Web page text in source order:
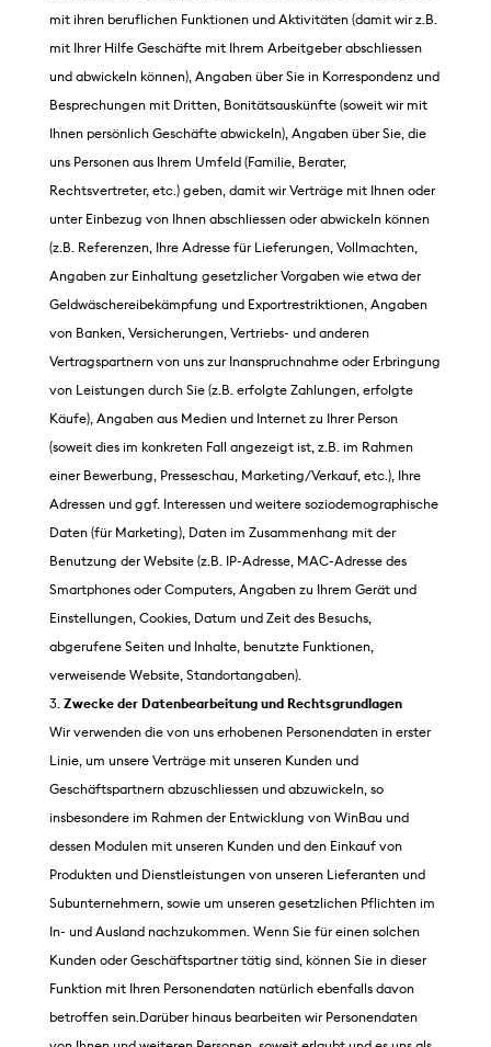
mit ihren beruflichen Funktionen und Aktivitäten (damit wir z.B.
mit Ihrer Hilfe Geschäfte mit Ihrem Arbeitgeber abschliessen
und abwickeln können), Angaben über Sie in Korrespondenz und
Besprechungen mit Dritten, Bonitätsauskünfte (soweit wir mit
Ihnen persönlich Geschäfte abwickeln), Angaben über Sie, die
uns Personen aus Ihrem Umfeld (Familie, Berater,
Rechtsvertreter, etc.) geben, damit wir Verträge mit Ihnen oder
unter Einbezug von Ihnen abschliessen oder abwickeln können
(z.B. Referenzen, Ihre Adresse für Lieferungen, Vollmachten,
Angaben zur Einhaltung gesetzlicher Vorgaben wie etwa der
Geldwäschereibekämpfung und Exportrestriktionen, Angaben
von Banken, Versicherungen, Vertriebs- und anderen
Vertragspartnern von uns zur Inanspruchnahme oder Erbringung
von Leistungen durch Sie (z.B. erfolgte Zahlungen, erfolgte
Käufe), Angaben aus Medien und Internet zu Ihrer Person
(soweit dies im konkreten Fall angezeigt ist, z.B. im Rahmen
einer Bewerbung, Presseschau, Marketing/Verkauf, etc.), Ihre
Adressen und ggf. Interessen und weitere soziodemographische
Daten (für Marketing), Daten im Zusammenhang mit der
Benutzung der Website (z.B. IP-Adresse, MAC-Adresse des
Smartphones oder Computers, Angaben zu Ihrem Gerät und
Einstellungen, Cookies, Datum und Zeit des Besuchs,
abgerufene Seiten und Inhalte, benutzte Funktionen,
verweisende Website, Standortangaben).
Zwecke der Datenbearbeitung und Rechtsgrundlagen
Wir verwenden die von uns erhobenen Personendaten in erster
Linie, um unsere Verträge mit unseren Kunden und
Geschäftspartnern abzuschliessen und abzuwickeln, so
insbesondere im Rahmen der Entwicklung von WinBau und
dessen Modulen mit unseren Kunden und den Einkauf von
Produkten und Dienstleistungen von unseren Lieferanten und
Subunternehmern, sowie um unseren gesetzlichen Pflichten im
In- und Ausland nachzukommen. Wenn Sie für einen solchen
Kunden oder Geschäftspartner tätig sind, können Sie in dieser
Funktion mit Ihren Personendaten natürlich ebenfalls davon
betroffen sein.Darüber hinaus bearbeiten wir Personendaten